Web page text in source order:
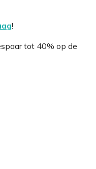
!
tot 40% op de